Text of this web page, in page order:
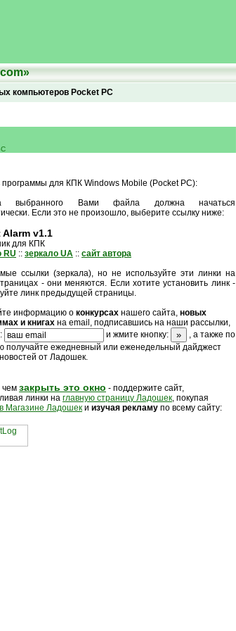
компьютеров Pocket PC
программы для КПК Windows Mobile (Pocket PC):
выбранного Вами файла должна начаться
Если это не произошло, выберите ссылку ниже:
Alarm v1.1
для КПК
RU :: зеркало UA :: сайт автора
ссылки (зеркала), но не используйте эти линки на
- они меняются. Если хотите установить линк -
линк предыдущей страницы.
информацию о конкурсах нашего сайта, новых
и книгах на email, подписавшись на наши рассылки,
и жмите кнопку:
, а также по
получайте ежедневный или еженедельный дайджест
от Ладошек.
чем закрыть это окно - поддержите сайт,
линки на главную страницу Ладошек, покупая
в Магазине Ладошек и изучая рекламу по всему сайту: